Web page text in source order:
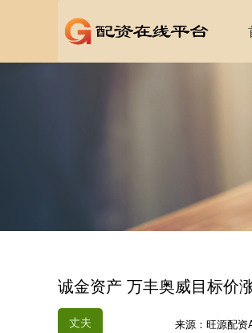
诚金资产 万丰奥威目标价
丈夫 来源：旺源配资